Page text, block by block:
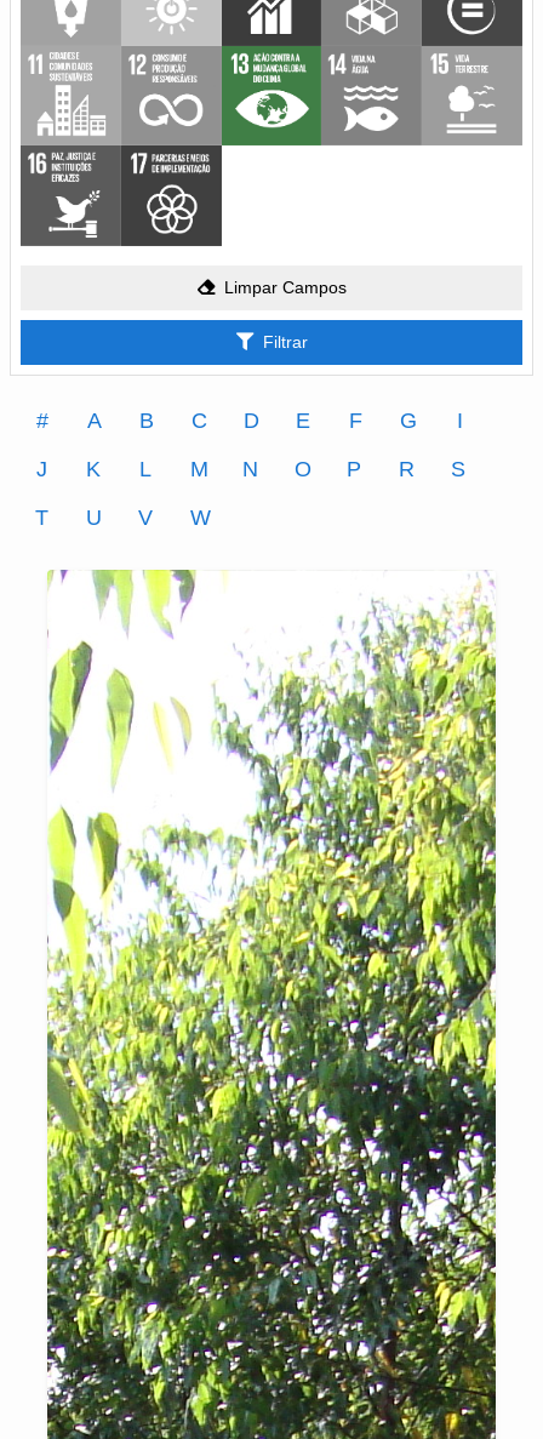
Limpar Campos
Filtrar
# A B C D E F G
I
J
K L M N O P R
S
T
U V W